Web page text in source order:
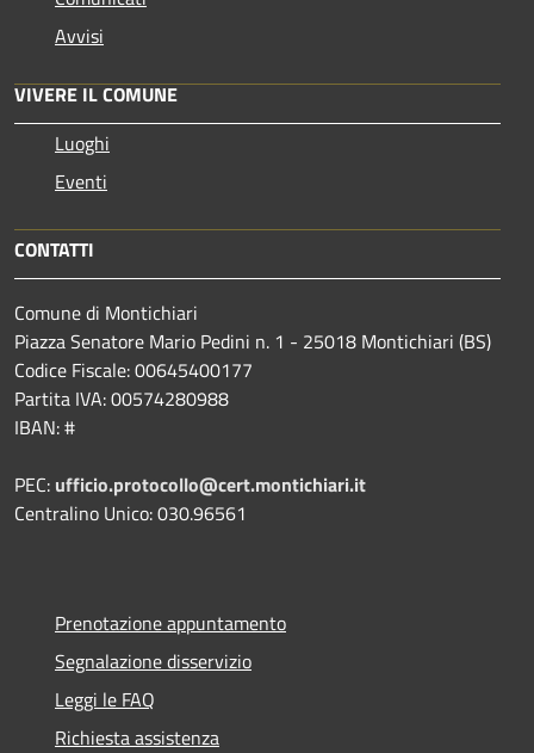
Avvisi
VIVERE IL COMUNE
Luoghi
Eventi
CONTATTI
Comune di Montichiari
Piazza Senatore Mario Pedini n. 1 - 25018 Montichiari (BS)
Codice Fiscale: 00645400177
Partita IVA: 00574280988
IBAN: #
PEC: ufficio.protocollo@cert.montichiari.it
Centralino Unico: 030.96561
Prenotazione appuntamento
Segnalazione disservizio
Leggi le FAQ
Richiesta assistenza